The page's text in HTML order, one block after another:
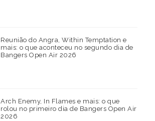
Reunião do Angra, Within Temptation e
mais: o que aconteceu no segundo dia de
Bangers Open Air 2026
Arch Enemy, In Flames e mais: o que
rolou no primeiro dia de Bangers Open Air
2026